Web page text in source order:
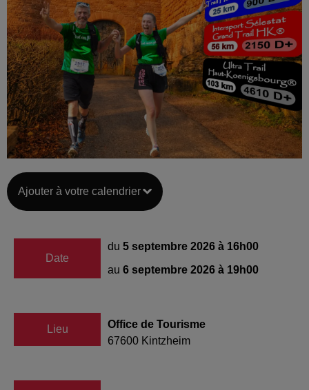
Ajouter à votre calendrier
Date
du 5 septembre 2026 à 16h00
au 6 septembre 2026 à 19h00
Lieu
Office de Tourisme
67600 Kintzheim